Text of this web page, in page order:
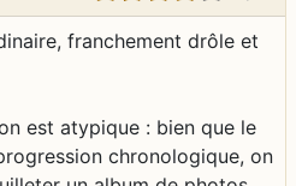
franchement drôle et
est atypique : bien que le
chronologique, on